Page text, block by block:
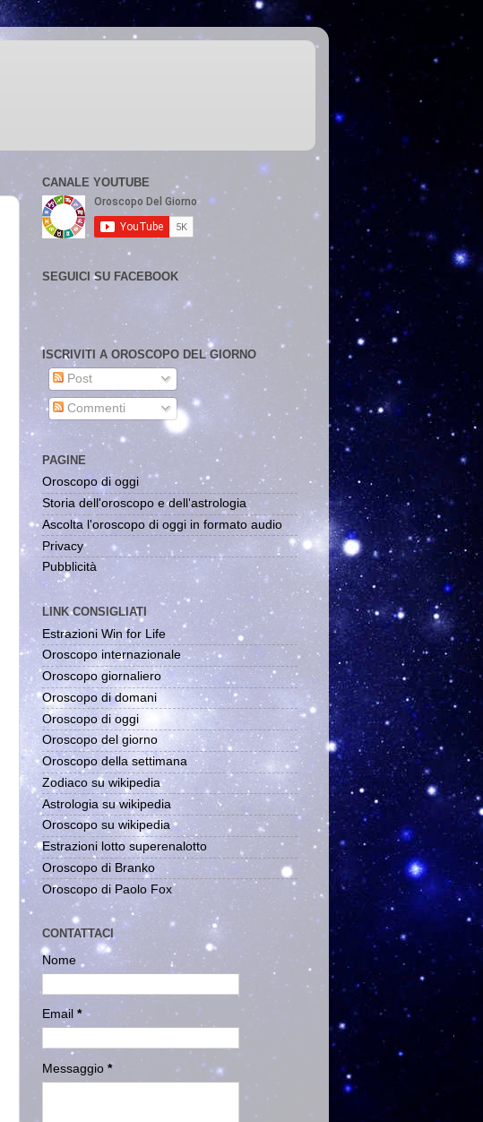
CANALE YOUTUBE
SEGUICI SU FACEBOOK
ISCRIVITI A OROSCOPO DEL GIORNO
Post
Commenti
PAGINE
Oroscopo di oggi
Storia dell'oroscopo e dell'astrologia
Ascolta l'oroscopo di oggi in formato audio
Privacy
Pubblicità
LINK CONSIGLIATI
Estrazioni Win for Life
Oroscopo internazionale
Oroscopo giornaliero
Oroscopo di domani
Oroscopo di oggi
Oroscopo del giorno
Oroscopo della settimana
Zodiaco su wikipedia
Astrologia su wikipedia
Oroscopo su wikipedia
Estrazioni lotto superenalotto
Oroscopo di Branko
Oroscopo di Paolo Fox
CONTATTACI
Nome
Email *
Messaggio *